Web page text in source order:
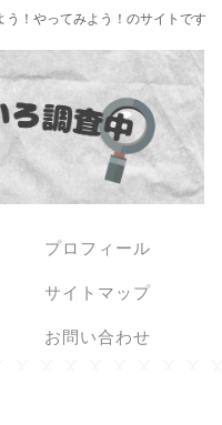
！やってみよう！のサイトです
プロフィール
サイトマップ
お問い合わせ